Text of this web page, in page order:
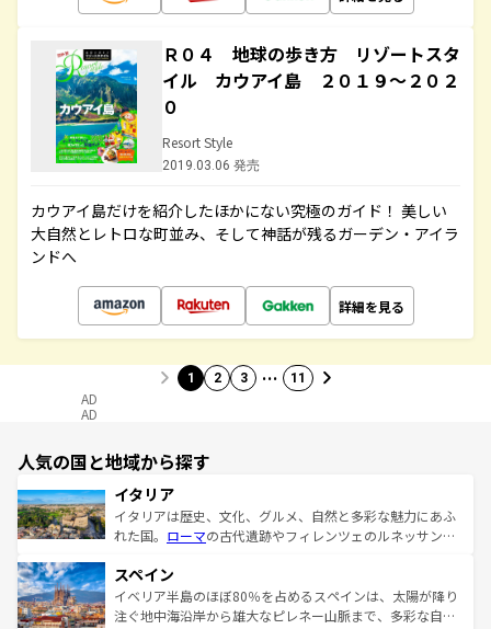
Ｒ０４ 地球の歩き方 リゾートスタ
イル カウアイ島 ２０１９～２０２
０
Resort Style
2019.03.06 発売
カウアイ島だけを紹介したほかにない究極のガイド！ 美しい
大自然とレトロな町並み、そして神話が残るガーデン・アイラ
ンドへ
詳細を見る
1 2 3 … 11
AD
AD
人気の国と地域から探す
イタリア
イタリアは歴史、文化、グルメ、自然と多彩な魅力にあふ
れた国。 ローマの古代遺跡やフィレンツェのルネッサンス
ろん、トスカーナの美しい田園風景やアマルフィ海岸の絶
景など、自然景観も見逃せない。観光の合間には、本場の
ピザやパスタなど、絶品のイタリア料理を堪能することも
スペイン
イベリア半島のほぼ80％を占めるスペインは、太陽が降り
注ぐ地中海沿岸から雄大なピレネー山脈まで、多彩な自然